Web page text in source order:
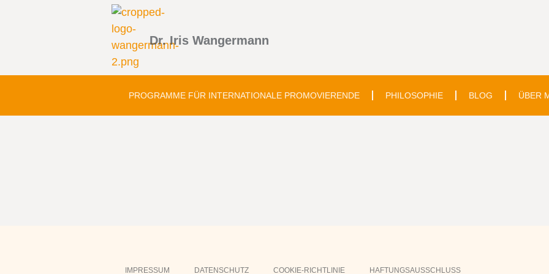
Dr. Iris Wangermann
PROGRAMME FÜR INTERNATIONALE PROMOVIERENDE PHILOSOPHIE BLOG ÜBER
IMPRESSUM DATENSCHUTZ COOKIE-RICHTLINIE HAFTUNGSAUSSCHLUSS